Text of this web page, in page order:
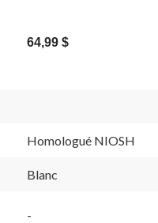
64,99 $
Homologué NIOSH
Blanc
-